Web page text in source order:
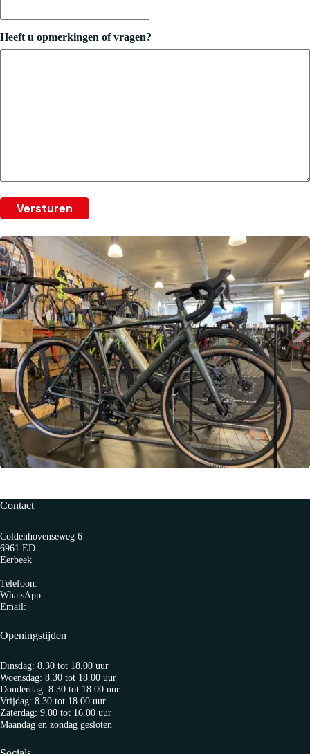
Heeft u opmerkingen of vragen?
Contact
Coldenhovenseweg 6
6961 ED
Eerbeek
Telefoon:
WhatsApp:
Email:
Openingstijden
Dinsdag: 8.30 tot 18.00 uur
Woensdag: 8.30 tot 18.00 uur
Donderdag: 8.30 tot 18.00 uur
Vrijdag: 8.30 tot 18.00 uur
Zaterdag: 9.00 tot 16.00 uur
Maandag en zondag gesloten